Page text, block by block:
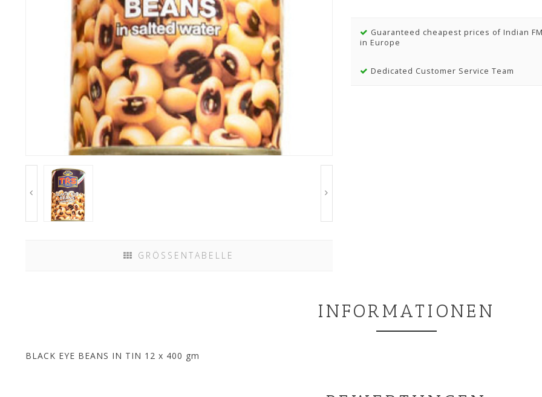
GRÖSSENTABELLE
Guaranteed cheapest prices of Indian
in Europe
Dedicated Customer Service Team
INFORMATIONEN
BLACK EYE BEANS IN TIN 12 x 400 gm